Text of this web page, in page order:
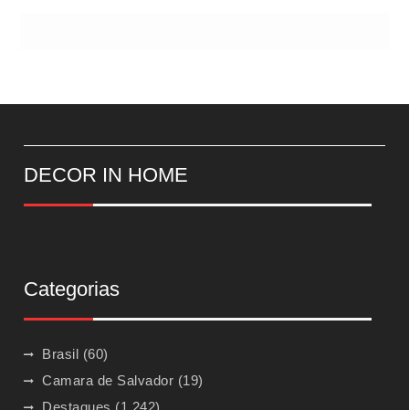
DECOR IN HOME
Categorias
Brasil (60)
Camara de Salvador (19)